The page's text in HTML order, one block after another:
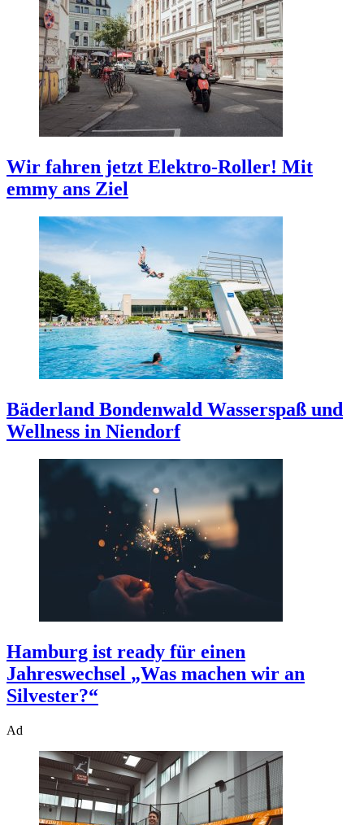
Wir fahren jetzt Elektro-Roller! Mit
emmy ans Ziel
Bäderland Bondenwald Wasserspaß und
Wellness in Niendorf
Hamburg ist ready für einen
Jahreswechsel „Was machen wir an
Silvester?“
Ad